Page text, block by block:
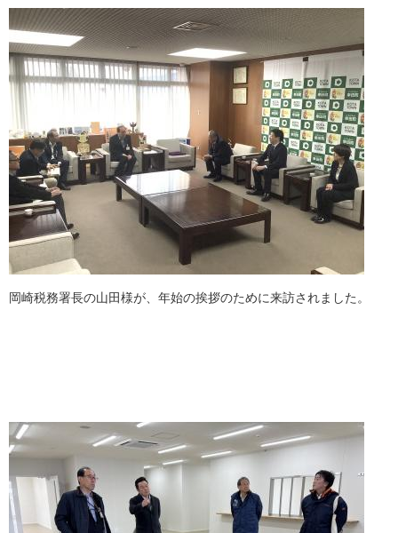
岡崎税務署長の山田様が、年始の挨拶のために来訪されました。